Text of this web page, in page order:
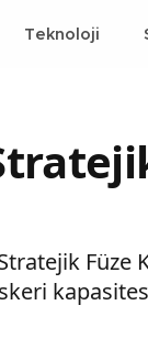
Teknoloji
Füze